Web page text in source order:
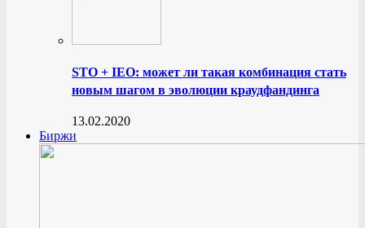
STO + IEO: может ли такая комбинация стать
новым шагом в эволюции краудфандинга
13.02.2020
Биржи